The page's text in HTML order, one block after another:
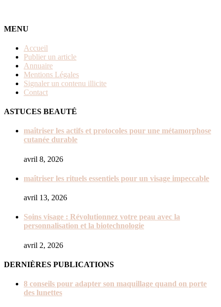
MENU
Accueil
Publier un article
Annuaire
Mentions Légales
Signaler un contenu illicite
Contact
ASTUCES BEAUTÉ
maîtriser les actifs et protocoles pour une métamorphose
cutanée durable
avril 8, 2026
maîtriser les rituels essentiels pour un visage impeccable
avril 13, 2026
Soins visage : Révolutionnez votre peau avec la
personnalisation et la biotechnologie
avril 2, 2026
DERNIÈRES PUBLICATIONS
8 conseils pour adapter son maquillage quand on porte
des lunettes